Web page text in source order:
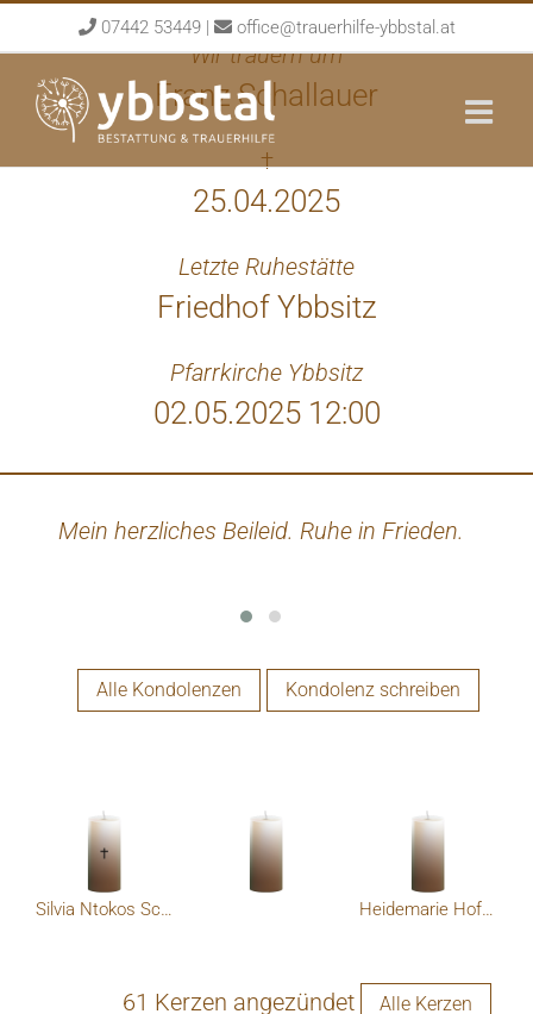
to
content
07442 53449| office@trauerhilfe-ybbstal.at
Wir trauern um
Franz Schallauer
†
25.04.2025
Letzte Ruhestätte
Friedhof Ybbsitz
Pfarrkirche Ybbsitz
02.05.2025 12:00
Mein herzliches Beileid. Ruhe in Frieden.
Alle Kondolenzen Kondolenz schreiben
Silvia Ntokos Scheiblauer Heidemarie Hofmarcher
61 Kerzen angezündet
Alle Kerzen